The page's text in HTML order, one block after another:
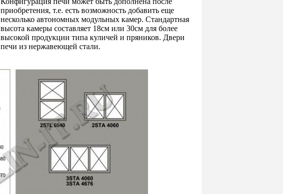
приобретения, т.е. есть возможность добавить еще
несколько автономных модульных камер. Стандартная
высота камеры составляет 18см или 30см для более
высокой продукции типа куличей и пряников. Двери
печи из нержавеющей стали.